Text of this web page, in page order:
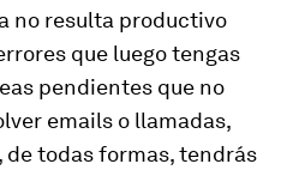
no resulta productivo
que luego tengas
pendientes que no
emails o llamadas,
de todas formas, tendrás